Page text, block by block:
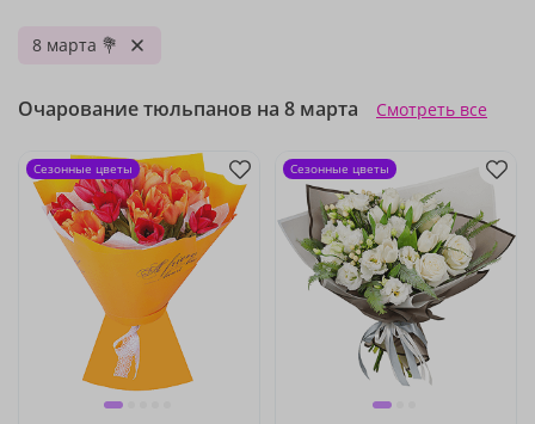
8 марта 💐
Очарование тюльпанов на 8 марта Смотреть все
Сезонные цветы Сезонные цветы